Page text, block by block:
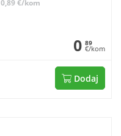
0,89 €/kom
0 89
€/kom
Dodaj